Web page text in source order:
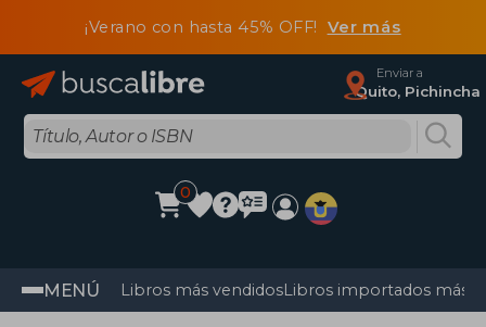
¡Verano con hasta 45% OFF! Ver más
Enviar a
Quito, Pichincha
0
MENÚ Libros más vendidosLibros importados más